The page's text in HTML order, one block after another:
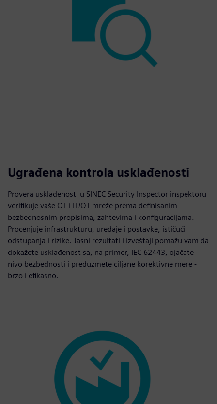
Ugrađena kontrola usklađenosti
Provera usklađenosti u SINEC Security Inspector inspektoru
verifikuje vaše OT i IT/OT mreže prema definisanim
bezbednosnim propisima, zahtevima i konfiguracijama.
Procenjuje infrastrukturu, uređaje i postavke, ističući
odstupanja i rizike. Jasni rezultati i izveštaji pomažu vam da
dokažete usklađenost sa, na primer, IEC 62443, ojačate
nivo bezbednosti i preduzmete ciljane korektivne mere -
brzo i efikasno.